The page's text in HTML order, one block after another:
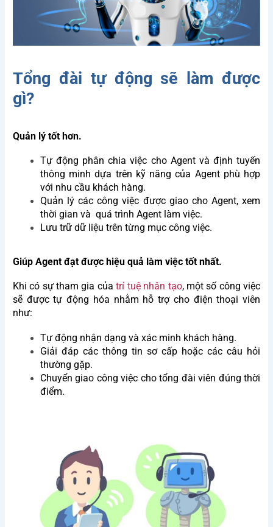
Tổng đài tự động sẽ làm được
gì?
Quản lý tốt hơn.
Tự động phân chia việc cho Agent và định tuyến
thông minh dựa trên kỹ năng của Agent phù hợp
với nhu cầu khách hàng.
Quản lý các công việc được giao cho Agent, xem
thời gian và quá trình Agent làm việc.
Lưu trữ dữ liệu trên từng mục công việc.
Giúp Agent đạt được hiệu quả làm việc tốt nhất.
Khi có sự tham gia củatrí tuệ nhân tạo, một số công việc
sẽ được tự động hóa nhằm hỗ trợ cho điện thoại viên
như:
Tự động nhận dạng và xác minh khách hàng.
Giải đáp các thông tin sơ cấp hoặc các câu hỏi
thường gặp.
Chuyển giao công việc cho tổng đài viên đúng thời
điểm.